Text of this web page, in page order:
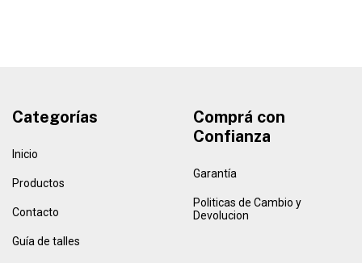
Categorías
Inicio
Productos
Contacto
Guía de talles
Comprá con
Confianza
Garantía
Politicas de Cambio y
Devolucion